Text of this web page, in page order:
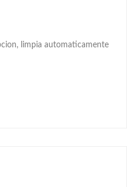
limpia automaticamente